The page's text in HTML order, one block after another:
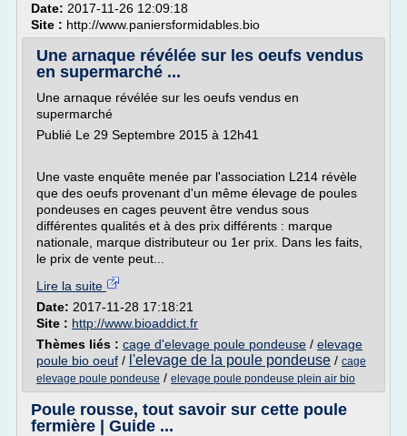
Date: 2017-11-26 12:09:18
Site : http://www.paniersformidables.bio
Une arnaque révélée sur les oeufs vendus
en supermarché ...
Une arnaque révélée sur les oeufs vendus en
supermarché
Publié Le 29 Septembre 2015 à 12h41
Une vaste enquête menée par l'association L214 révèle
que des oeufs provenant d'un même élevage de poules
pondeuses en cages peuvent être vendus sous
différentes qualités et à des prix différents : marque
nationale, marque distributeur ou 1er prix. Dans les faits,
le prix de vente peut...
Lire la suite
Date: 2017-11-28 17:18:21
Site : http://www.bioaddict.fr
Thèmes liés : cage d'elevage poule pondeuse / elevage
poule bio oeuf / l'elevage de la poule pondeuse / cage
elevage poule pondeuse / elevage poule pondeuse plein air bio
Poule rousse, tout savoir sur cette poule
fermière | Guide ...